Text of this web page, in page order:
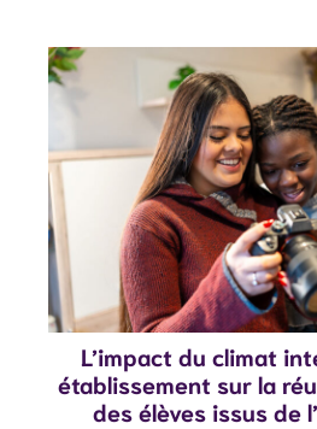
L’impact du climat
établissement sur la
des élèves issus de